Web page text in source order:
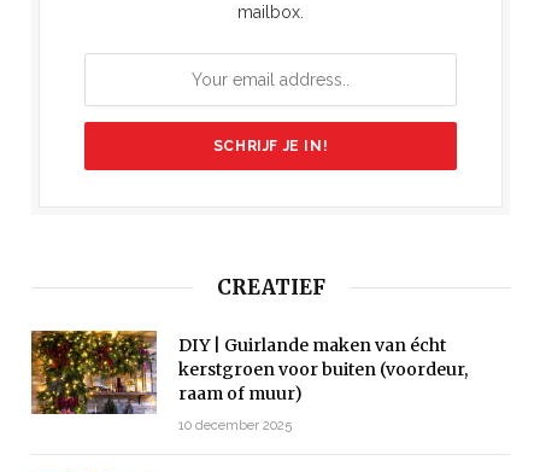
mailbox.
CREATIEF
DIY | Guirlande maken van écht
kerstgroen voor buiten (voordeur,
raam of muur)
10 december 2025